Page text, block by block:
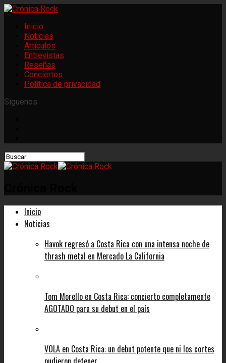
Inicio
Noticias
Artículos
Entrevistas
Reseñas
Conciertos
Política de privacidad
Síguenos
Inicio
Noticias
Havok regresó a Costa Rica con una intensa noche de
thrash metal en Mercado La California
Tom Morello en Costa Rica: concierto completamente
AGOTADO para su debut en el país
VOLA en Costa Rica: un debut potente que ni los cortes